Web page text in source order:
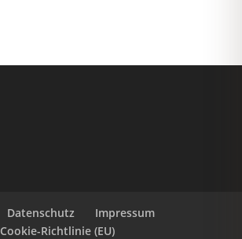
Datenschutz
Impressum
Cookie-Richtlinie (EU)